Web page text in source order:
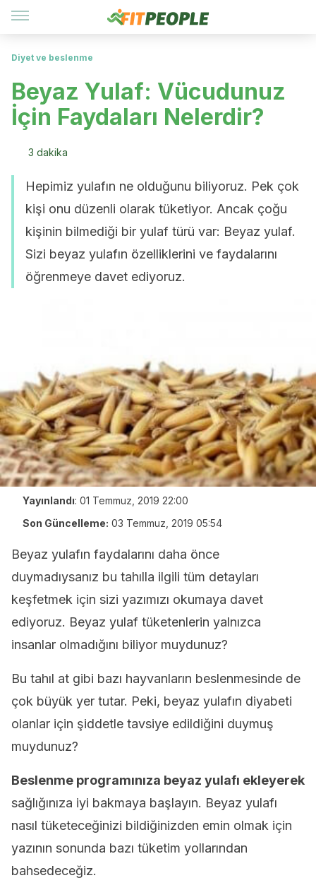
Diyet ve beslenme
Beyaz Yulaf: Vücudunuz
İçin Faydaları Nelerdir?
3 dakika
Hepimiz yulafın ne olduğunu biliyoruz. Pek çok
kişi onu düzenli olarak tüketiyor. Ancak çoğu
kişinin bilmediği bir yulaf türü var: Beyaz yulaf.
Sizi beyaz yulafın özelliklerini ve faydalarını
öğrenmeye davet ediyoruz.
Yayınlandı: 01 Temmuz, 2019 22:00
Son Güncelleme: 03 Temmuz, 2019 05:54
Beyaz yulafın faydalarını daha önce
duymadıysanız bu tahılla ilgili tüm detayları
keşfetmek için sizi yazımızı okumaya davet
ediyoruz. Beyaz yulaf tüketenlerin yalnızca
insanlar olmadığını biliyor muydunuz?
Bu tahıl at gibi bazı hayvanların beslenmesinde de
çok büyük yer tutar. Peki, beyaz yulafın diyabeti
olanlar için şiddetle tavsiye edildiğini duymuş
muydunuz?
Beslenme programınıza beyaz yulafı ekleyerek
sağlığınıza iyi bakmaya başlayın. Beyaz yulafı
nasıl tüketeceğinizi bildiğinizden emin olmak için
yazının sonunda bazı tüketim yollarından
bahsedeceğiz.